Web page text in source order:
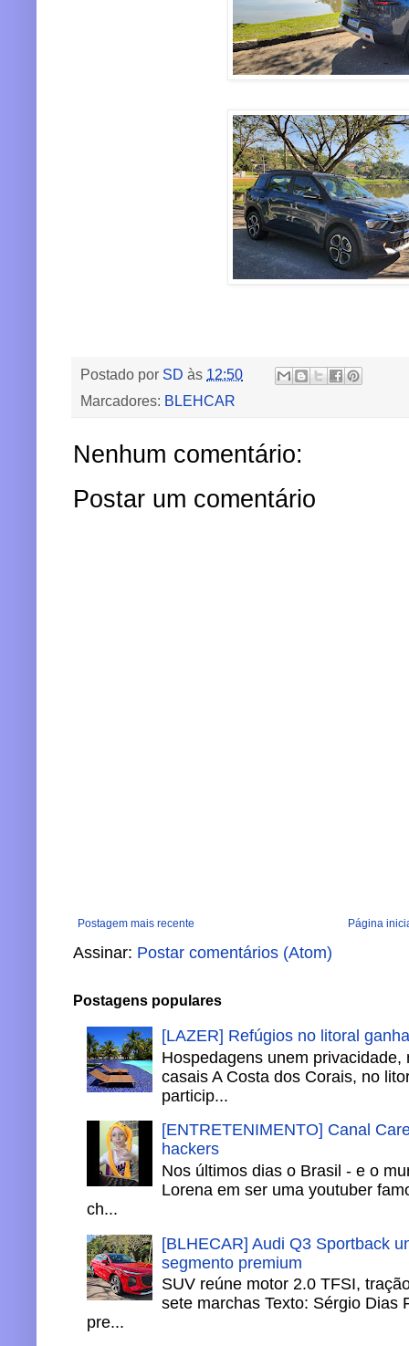
Postado por SD às 12:50
Marcadores: BLEHCAR
Nenhum comentário:
Postar um comentário
Postagem mais recente Página
Assinar: Postar comentários (Atom)
Postagens populares
[LAZER] Refúgios no litoral
Hospedagens unem
casais A Costa dos Corais, no
particip...
[ENTRETENIMENTO] Canal
hackers
Nos últimos dias o Brasil - e o
Lorena em ser uma youtuber
ch...
[BLHECAR] Audi Q3 Sportback
segmento premium
SUV reúne motor 2.0 TFSI,
sete marchas Texto: Sérgio Dias
pre...